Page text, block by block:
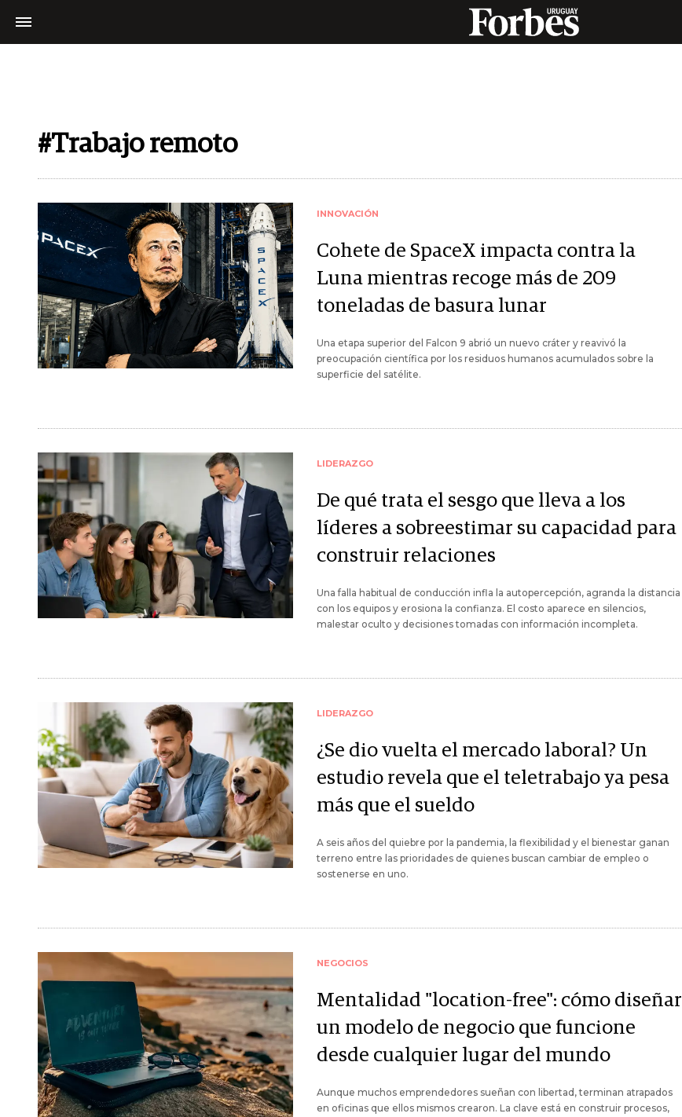
#Trabajo remoto
INNOVACIÓN
Cohete de SpaceX impacta contra la
Luna mientras recoge más de 209
toneladas de basura lunar
Una etapa superior del Falcon 9 abrió un nuevo cráter y reavivó la
preocupación científica por los residuos humanos acumulados sobre la
superficie del satélite.
LIDERAZGO
De qué trata el sesgo que lleva a los
líderes a sobreestimar su capacidad para
construir relaciones
Una falla habitual de conducción infla la autopercepción, agranda la distancia
con los equipos y erosiona la confianza. El costo aparece en silencios,
malestar oculto y decisiones tomadas con información incompleta.
LIDERAZGO
¿Se dio vuelta el mercado laboral? Un
estudio revela que el teletrabajo ya pesa
más que el sueldo
A seis años del quiebre por la pandemia, la flexibilidad y el bienestar ganan
terreno entre las prioridades de quienes buscan cambiar de empleo o
sostenerse en uno.
NEGOCIOS
Mentalidad "location-free": cómo diseñar
un modelo de negocio que funcione
desde cualquier lugar del mundo
Aunque muchos emprendedores sueñan con libertad, terminan atrapados
en oficinas que ellos mismos crearon. La clave está en construir procesos,